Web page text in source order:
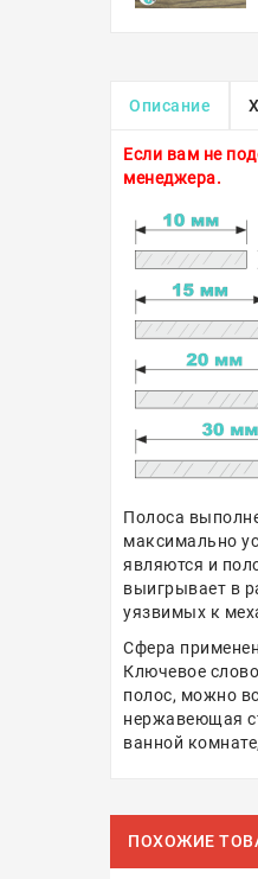
Описание
Если вам не
менеджера.
Полоса
максимально
являются и
выигрывает в
уязвимых к
Сфера
Ключевое
полос, можно
нержавеющая
ванной
ПОХОЖИЕ